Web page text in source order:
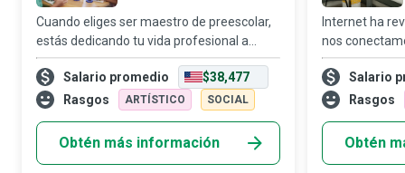
Cuando eliges ser maestro de preescolar,
estás dedicando tu vida profesional a
ayudar a que nuestros recursos más
valiosos crezcan y se conviertan en
personas responsables y con ganas de
Salario promedio
$38,477
Rasgos
ARTÍSTICO SOCIAL
Obtén más información
Internet ha
nos
información,
geográficas y
Salario
Rasgos
Obtén